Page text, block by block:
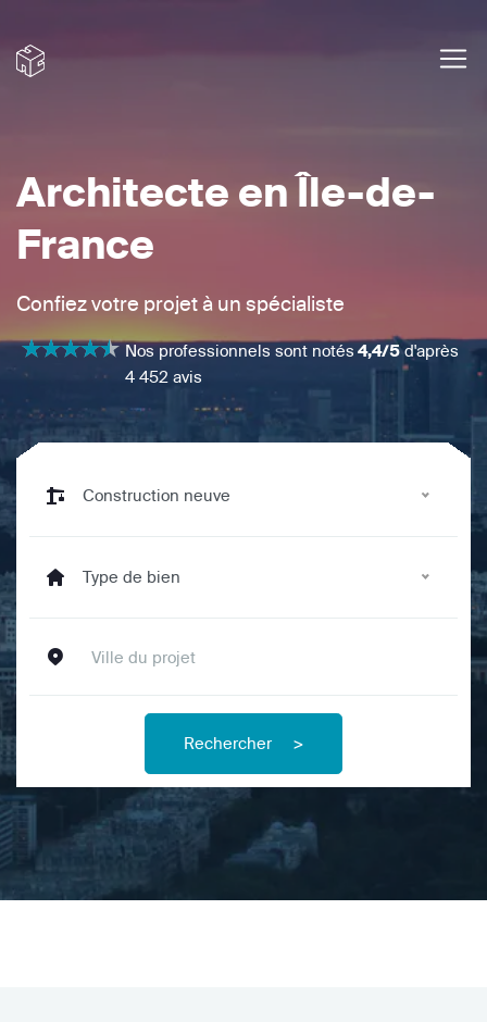
Architecte en Île-de-
France
Confiez votre projet à un spécialiste
Nos professionnels sont notés 4,4/5d'après
4 452 avis
Construction neuve
Type de bien
Rechercher >